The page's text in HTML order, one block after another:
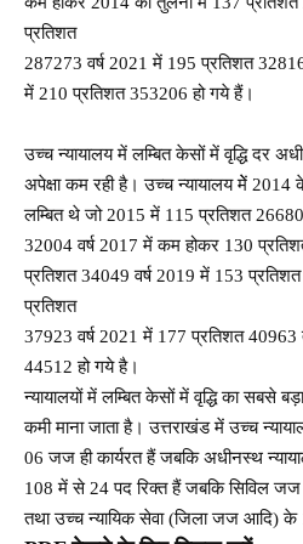
प्रतिशत
287273 वर्ष 2021 में 195 प्रतिशत
में 210 प्रतिशत 353206 हो गये हैं।
उच्च न्यायालय में लम्बित केसों में वृद्धि दर
अपेक्षा कम रही है। उच्च न्यायालय मेें
लम्बित थे जो 2015 में 115 प्रतिशत
32004 वर्ष 2017 में कम होकर 130
प्रतिशत 34049 वर्ष 2019 में 153
प्रतिशत
37923 वर्ष 2021 में 177 प्रतिशत 40963
44512 हो गये है।
न्यायालयों में लम्बित केसों में वृद्धि का सबसे
कमी माना जाता है। उत्तराखंड में उच्च
06 जज ही कार्यरत हैं जबकि अधीनस्थ
108 में से 24 पद रिक्त हैं जबकि सिविल
तथा उच्च न्यायिक सेवा (जिला जज आदि)